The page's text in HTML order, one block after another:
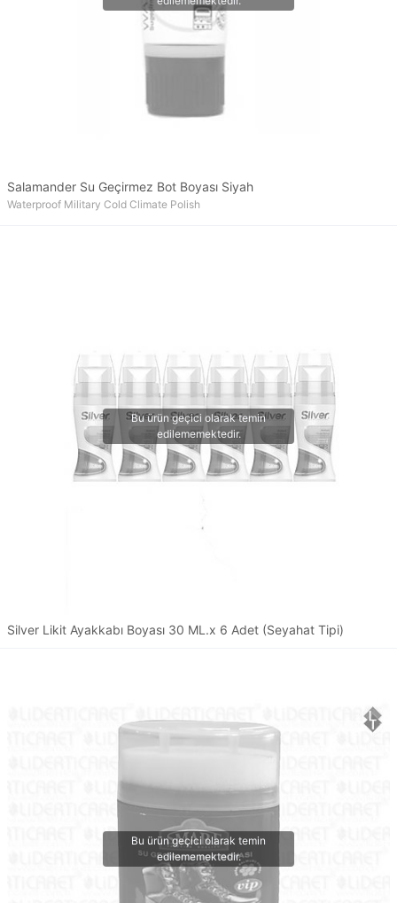
Salamander Su Geçirmez Bot Boyası Siyah
Waterproof Military Cold Climate Polish
Silver Likit Ayakkabı Boyası 30 ML.x 6 Adet (Seyahat Tipi)